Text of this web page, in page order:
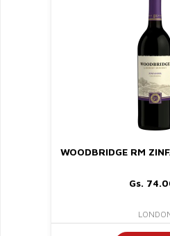
WOODBRIDGE RM
Gs.